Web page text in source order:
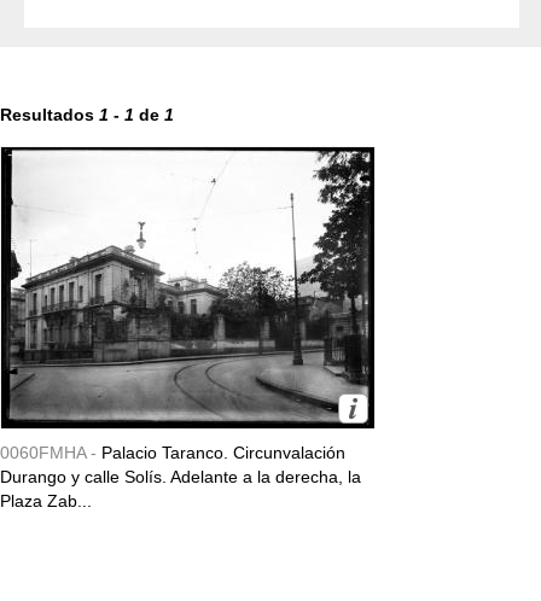
Resultados 1 - 1 de 1
0060FMHA - Palacio Taranco. Circunvalación
Durango y calle Solís. Adelante a la derecha, la
Plaza Zab...